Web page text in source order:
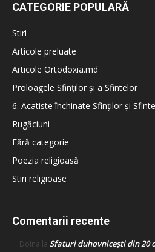
CATEGORIE POPULARĂ
Stiri
Articole preluate
Articole Ortodoxia.md
Proloagele Sfinților și a Sfintelor
6. Acatiste închinate Sfinților și
Rugăciuni
Fără categorie
Poezia religioasă
Stiri religioase
Comentarii recente
Doina la Sfaturi duhovnicești din 20